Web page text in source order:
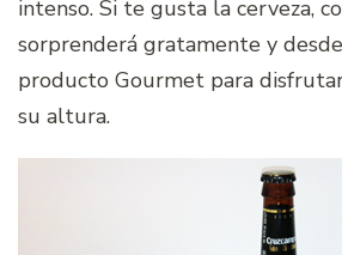
intenso. Si te gusta la cerveza,
sorprenderá gratamente y
producto Gourmet para
su altura.